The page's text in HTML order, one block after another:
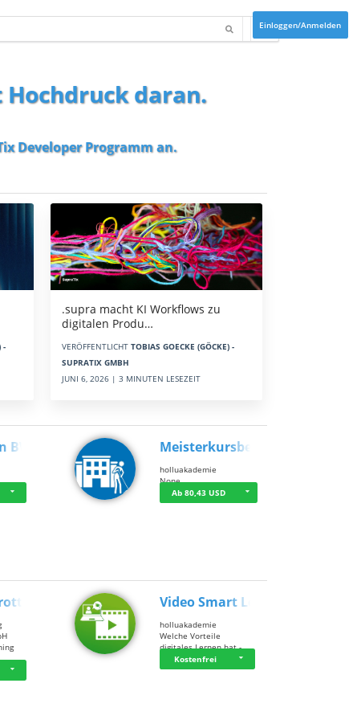
Einloggen/Anmelden
daran.
Developer Programman.
-
.supra macht KI Workflows zu
digitalen Produ…
VERÖFFENTLICHT TOBIAS GOECKE (GÖCKE) -
SUPRATIX GMBH
JUNI 6, 2026 | 3 MINUTEN LESEZEIT
Meisterkursbegl…
holluakademie
None
Ab 80,43 USD
Video Smart Lea…
holluakademie
Welche Vorteile
digitales Lernen hat - …
Kostenfrei